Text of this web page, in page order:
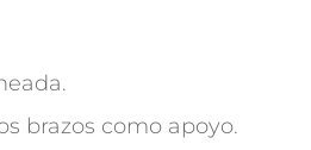
brazos como apoyo.